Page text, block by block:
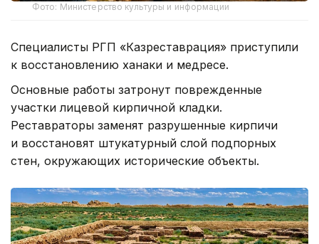
Фото: Министерство культуры и информации
Специалисты РГП «Казреставрация» приступили
к восстановлению ханаки и медресе.
Основные работы затронут поврежденные
участки лицевой кирпичной кладки.
Реставраторы заменят разрушенные кирпичи
и восстановят штукатурный слой подпорных
стен, окружающих исторические объекты.